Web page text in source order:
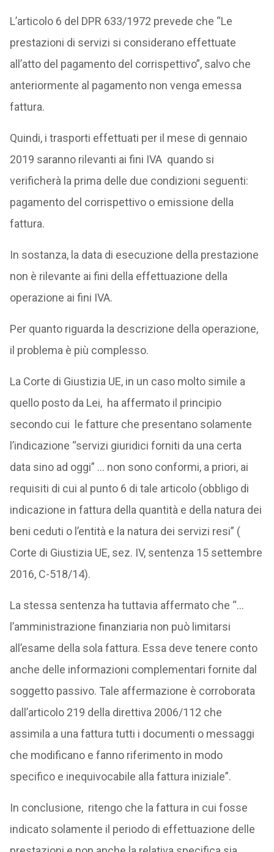
L’articolo 6 del DPR 633/1972 prevede che “Le
prestazioni di servizi si considerano effettuate
all’atto del pagamento del corrispettivo”, salvo che
anteriormente al pagamento non venga emessa
fattura.
Quindi, i trasporti effettuati per il mese di gennaio
2019 saranno rilevanti ai fini IVA quando si
verificherà la prima delle due condizioni seguenti:
pagamento del corrispettivo o emissione della
fattura.
In sostanza, la data di esecuzione della prestazione
non è rilevante ai fini della effettuazione della
operazione ai fini IVA.
Per quanto riguarda la descrizione della operazione,
il problema è più complesso.
La Corte di Giustizia UE, in un caso molto simile a
quello posto da Lei, ha affermato il principio
secondo cui le fatture che presentano solamente
l’indicazione “servizi giuridici forniti da una certa
data sino ad oggi” … non sono conformi, a priori, ai
requisiti di cui al punto 6 di tale articolo (obbligo di
indicazione in fattura della quantità e della natura dei
beni ceduti o l’entità e la natura dei servizi resi” (
Corte di Giustizia UE, sez. IV, sentenza 15 settembre
2016, C-518/14).
La stessa sentenza ha tuttavia affermato che “…
l’amministrazione finanziaria non può limitarsi
all’esame della sola fattura. Essa deve tenere conto
anche delle informazioni complementari fornite dal
soggetto passivo. Tale affermazione è corroborata
dall’articolo 219 della direttiva 2006/112 che
assimila a una fattura tutti i documenti o messaggi
che modificano e fanno riferimento in modo
specifico e inequivocabile alla fattura iniziale”.
In conclusione, ritengo che la fattura in cui fosse
indicato solamente il periodo di effettuazione delle